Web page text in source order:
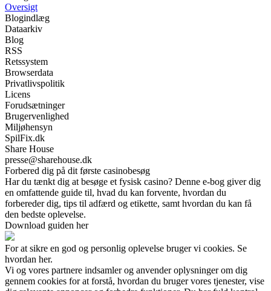
Oversigt
Blogindlæg
Dataarkiv
Blog
RSS
Retssystem
Browserdata
Privatlivspolitik
Licens
Forudsætninger
Brugervenlighed
Miljøhensyn
SpilFix.dk
Share House
presse@sharehouse.dk
Forbered dig på dit første casinobesøg
Har du tænkt dig at besøge et fysisk casino? Denne e-bog giver dig
en omfattende guide til, hvad du kan forvente, hvordan du
forbereder dig, tips til adfærd og etikette, samt hvordan du kan få
den bedste oplevelse.
Download guiden her
For at sikre en god og personlig oplevelse bruger vi cookies. Se
hvordan her.
Vi og vores partnere indsamler og anvender oplysninger om dig
gennem cookies for at forstå, hvordan du bruger vores tjenester, vise